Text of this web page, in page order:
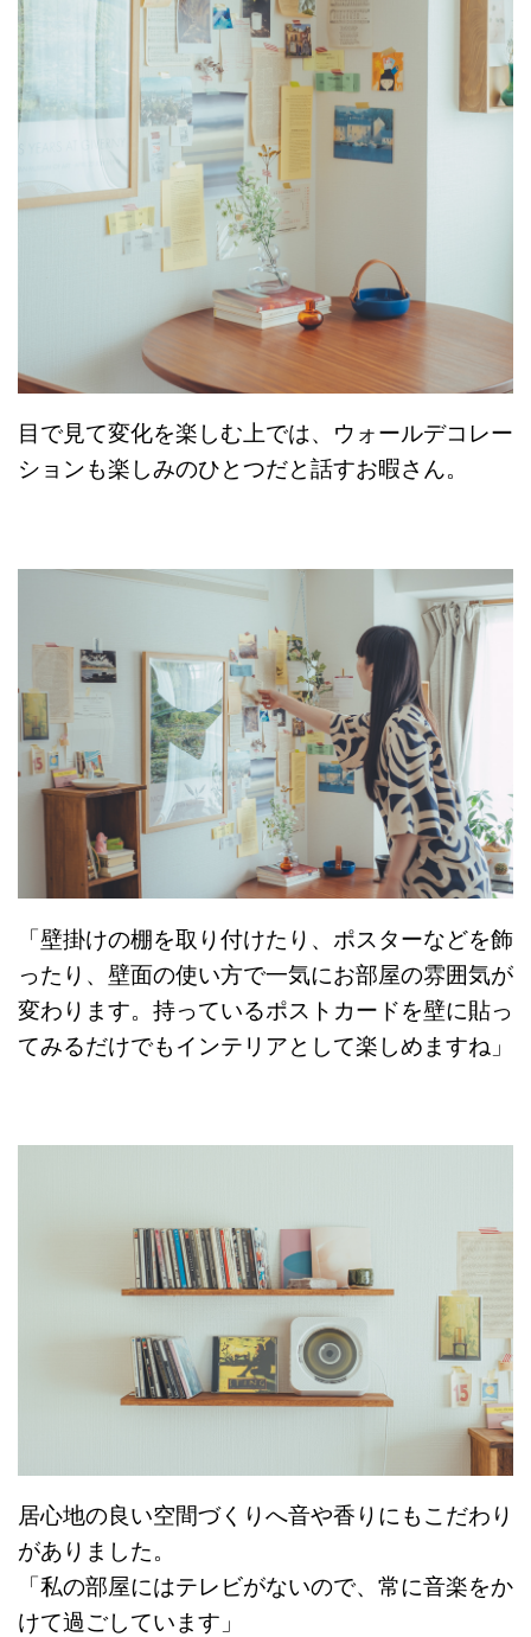
目で見て変化を楽しむ上では、ウォールデコレー
ションも楽しみのひとつだと話すお暇さん。
「壁掛けの棚を取り付けたり、ポスターなどを飾
ったり、壁面の使い方で一気にお部屋の雰囲気が
変わります。持っているポストカードを壁に貼っ
てみるだけでもインテリアとして楽しめますね」
居心地の良い空間づくりへ音や香りにもこだわり
がありました。
「私の部屋にはテレビがないので、常に音楽をか
けて過ごしています」